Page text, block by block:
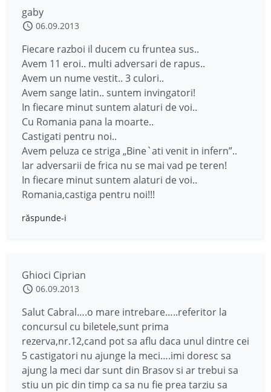
gaby
06.09.2013
Fiecare razboi il ducem cu fruntea sus..
Avem 11 eroi.. multi adversari de rapus..
Avem un nume vestit.. 3 culori..
Avem sange latin.. suntem invingatori!
In fiecare minut suntem alaturi de voi..
Cu Romania pana la moarte..
Castigati pentru noi..
Avem peluza ce striga „Bine`ati venit in infern”..
Iar adversarii de frica nu se mai vad pe teren!
In fiecare minut suntem alaturi de voi..
Romania,castiga pentru noi!!!
răspunde-i
Ghioci Ciprian
06.09.2013
Salut Cabral….o mare intrebare…..referitor la
concursul cu biletele,sunt prima
rezerva,nr.12,cand pot sa aflu daca unul dintre cei
5 castigatori nu ajunge la meci….imi doresc sa
ajung la meci dar sunt din Brasov si ar trebui sa
stiu un pic din timp ca sa nu fie prea tarziu sa